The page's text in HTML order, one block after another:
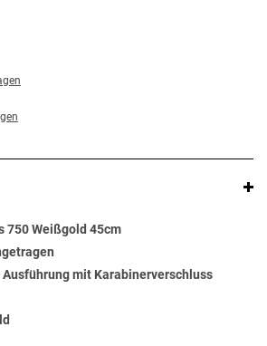
750 Weißgold 45cm
mit Karabinerverschluss